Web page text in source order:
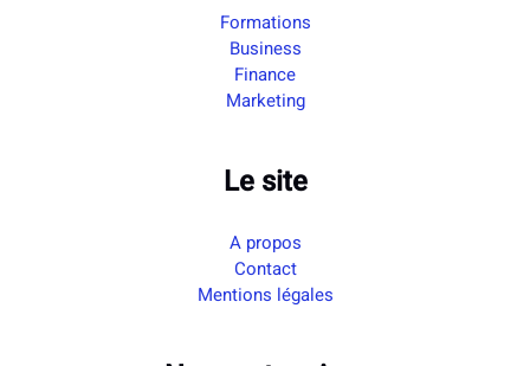
Formations
Business
Finance
Marketing
Le site
A propos
Contact
Mentions légales